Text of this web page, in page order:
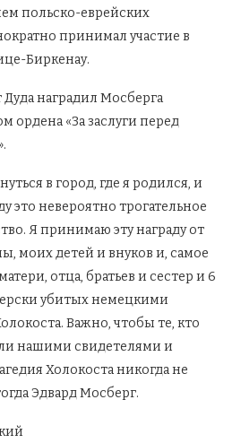
польско-еврейских
принимал участие в
Биркенау.
Дуда наградил Мосберга
ордена «За заслуги перед
в город, где я родился, и
это невероятно трогательное
Я принимаю эту награду от
моих детей и внуков и, самое
отца, братьев и сестер и 6
убитых немецкими
Важно, чтобы те, кто
нашими свидетелями и
Холокоста никогда не
Эдвард Мосберг.